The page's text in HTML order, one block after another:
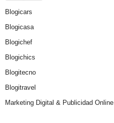
Blogicars
Blogicasa
Blogichef
Blogichics
Blogitecno
Blogitravel
Marketing Digital & Publicidad Online